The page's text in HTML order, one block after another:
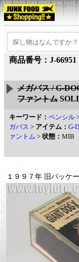
商品番号：J-66951
メガバス / G-
ファントム
キーワード： ペンシル
ガバス > アイテム： G-
ァントム >状態： MIB
１９９７年 旧パッケ